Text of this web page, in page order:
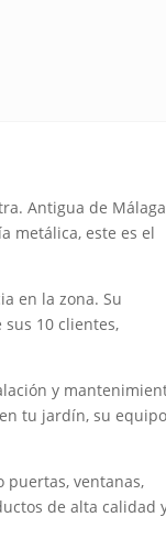
Antigua de
metálica, este es el
en la zona. Su
10 clientes,
y
tu jardín, su equipo
puertas, ventanas,
de alta calidad